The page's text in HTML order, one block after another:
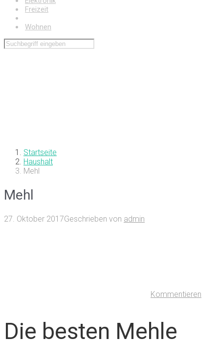
Freizeit
Wohnen
Startseite
Haushalt
Mehl
Mehl
27. Oktober 2017Geschrieben von admin
Kommentieren
Die besten Mehle